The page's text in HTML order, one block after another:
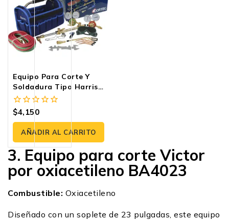
Equipo Para Corte Y
Soldadura Tipo Harris
COR*A4H-CH
0
fuera
5
$4,150
AÑADIR AL CARRITO
3. Equipo para corte Victor
por oxiacetileno BA4023
Combustible: Oxiacetileno
Diseñado con un soplete de 23 pulgadas, este equipo